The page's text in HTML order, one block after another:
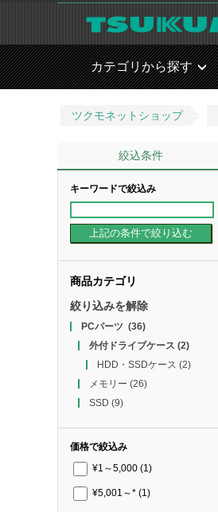
カテゴリから探す
ツクモネットショップ
絞込条件
キーワードで絞込み
商品カテゴリ
絞り込みを解除
PCパーツ (36)
外付ドライブケース (2)
HDD・SSDケース (2)
メモリー (26)
SSD (9)
価格で絞込み
¥1～5,000 (1)
¥5,001～* (1)